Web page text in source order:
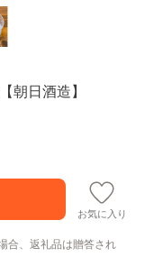
朝日酒造】
お気に入り
合、返礼品は贈答され